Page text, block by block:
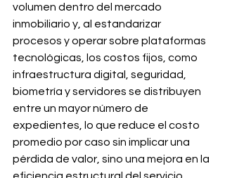
volumen dentro del mercado
inmobiliario y, al estandarizar
procesos y operar sobre plataformas
tecnológicas, los costos fijos, como
infraestructura digital, seguridad,
biometría y servidores se distribuyen
entre un mayor número de
expedientes, lo que reduce el costo
promedio por caso sin implicar una
pérdida de valor, sino una mejora en la